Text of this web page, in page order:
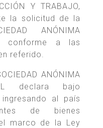
Y TRABAJO,
la solicitud de la
ANÓNIMA
conforme a las
referido.
ANÓNIMA
declara bajo
al país
de bienes
marco de la Ley